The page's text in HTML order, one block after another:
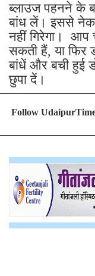
ब्लाउज पहनने के
बांध लें। इससे
नहीं गिरेगा।
सकती हैं, या फिर
बांधें और बची हुई
छुपा दें।
Follow